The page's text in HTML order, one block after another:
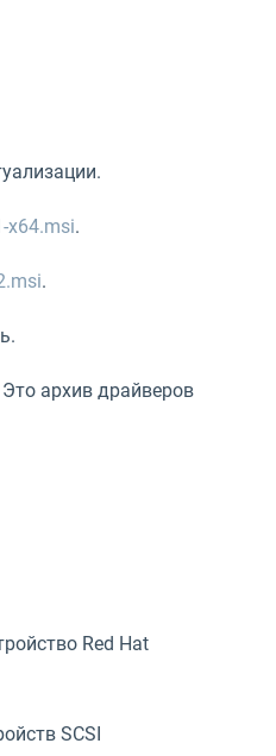
x64.msi.
.
Это архив драйверов
Red Hat
SCSI